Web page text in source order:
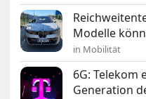
Modelle
in Mobilität
6G: Telekom
Generation